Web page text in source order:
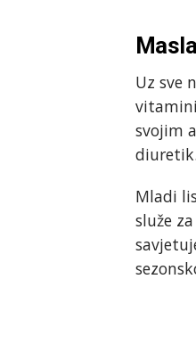
Uz sve
svojim
diuretik.
Mladi
služe